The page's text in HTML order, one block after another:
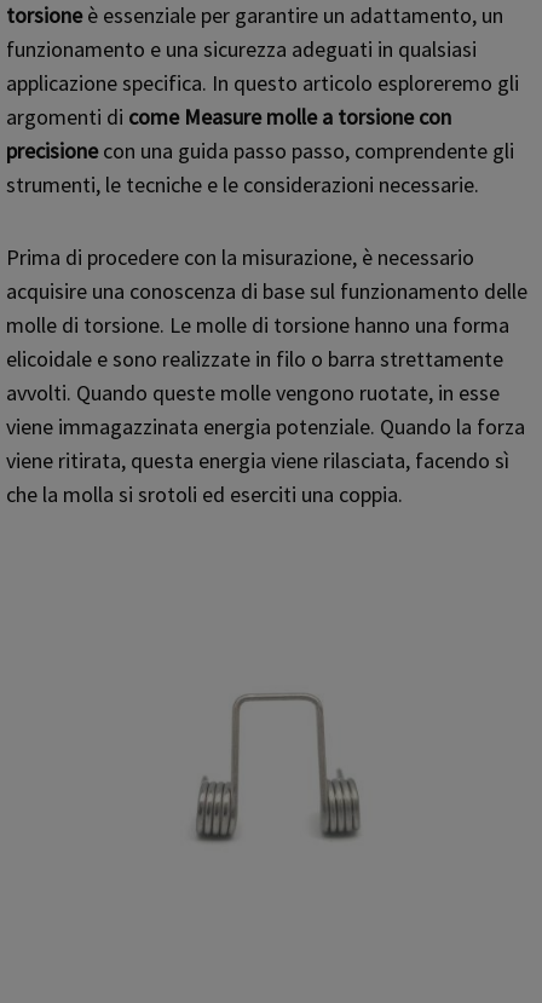
torsioneè essenziale per garantire un adattamento, un
funzionamento e una sicurezza adeguati in qualsiasi
applicazione specifica. In questo articolo esploreremo gli
argomenti di come Measuremolle a torsionecon
precisionecon una guida passo passo, comprendente gli
strumenti, le tecniche e le considerazioni necessarie.
Prima di procedere con la misurazione, è necessario
acquisire una conoscenza di base sul funzionamento delle
molle di torsione. Le molle di torsione hanno una forma
elicoidale e sono realizzate in filo o barra strettamente
avvolti. Quando queste molle vengono ruotate, in esse
viene immagazzinata energia potenziale. Quando la forza
viene ritirata, questa energia viene rilasciata, facendo sì
che la molla si srotoli ed eserciti una coppia.